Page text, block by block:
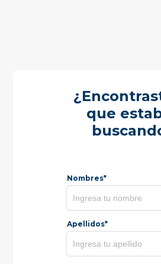
que
Nombres*
Apellidos*